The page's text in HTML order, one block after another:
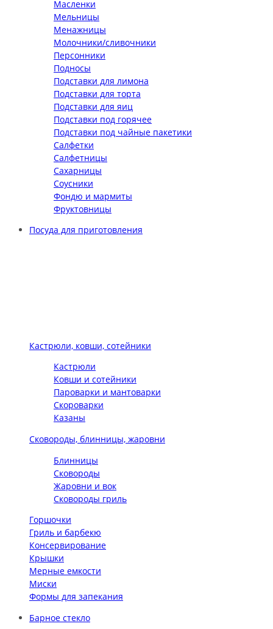
Масленки
Мельницы
Менажницы
Молочники/сливочники
Персонники
Подносы
Подставки для лимона
Подставки для торта
Подставки для яиц
Подставки под горячее
Подставки под чайные пакетики
Салфетки
Салфетницы
Сахарницы
Соусники
Фондю и мармиты
Фруктовницы
Посуда для приготовления
Кастрюли, ковши, сотейники
Кастрюли
Ковши и сотейники
Пароварки и мантоварки
Скороварки
Казаны
Сковороды, блинницы, жаровни
Блинницы
Сковороды
Жаровни и вок
Сковороды гриль
Горшочки
Гриль и барбекю
Консервирование
Крышки
Мерные емкости
Миски
Формы для запекания
Барное стекло